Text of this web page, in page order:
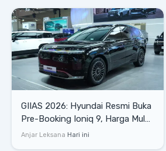
GIIAS 2026: Hyundai Resmi Buka
Pre-Booking Ioniq 9, Harga Mulai
Rp1,49 Miliar
Anjar Leksana Hari ini